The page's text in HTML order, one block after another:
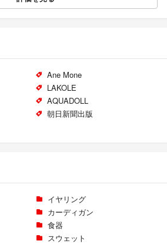
Ane Mone
LAKOLE
AQUADOLL
朝日新聞出版
イヤリング
カーディガン
食器
スウェット